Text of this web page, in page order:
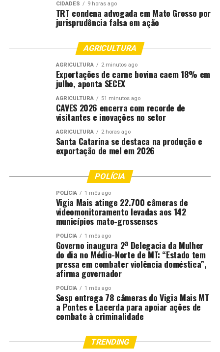
CIDADES 9 horas ago
TRT condena advogada em Mato Grosso por
jurisprudência falsa em ação
AGRICULTURA
AGRICULTURA 2 minutos ago
Exportações de carne bovina caem 18% em
julho, aponta SECEX
AGRICULTURA 51 minutos ago
CAVES 2026 encerra com recorde de
visitantes e inovações no setor
AGRICULTURA 2 horas ago
Santa Catarina se destaca na produção e
exportação de mel em 2026
POLÍCIA
POLÍCIA 1 mês ago
Vigia Mais atinge 22.700 câmeras de
videomonitoramento levadas aos 142
municípios mato-grossenses
POLÍCIA 1 mês ago
Governo inaugura 2ª Delegacia da Mulher
do dia no Médio-Norte de MT: “Estado tem
pressa em combater violência doméstica”,
afirma governador
POLÍCIA 1 mês ago
Sesp entrega 78 câmeras do Vigia Mais MT
a Pontes e Lacerda para apoiar ações de
combate à criminalidade
TRENDING